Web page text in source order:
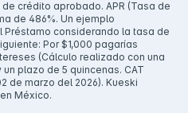
crédito aprobado. APR (Tasa de
de 486%. Un ejemplo
considerando la tasa de
Por $1,000 pagarías
(Cálculo realizado con una
plazo de 5 quincenas. CAT
de marzo del 2026). Kueski
México.